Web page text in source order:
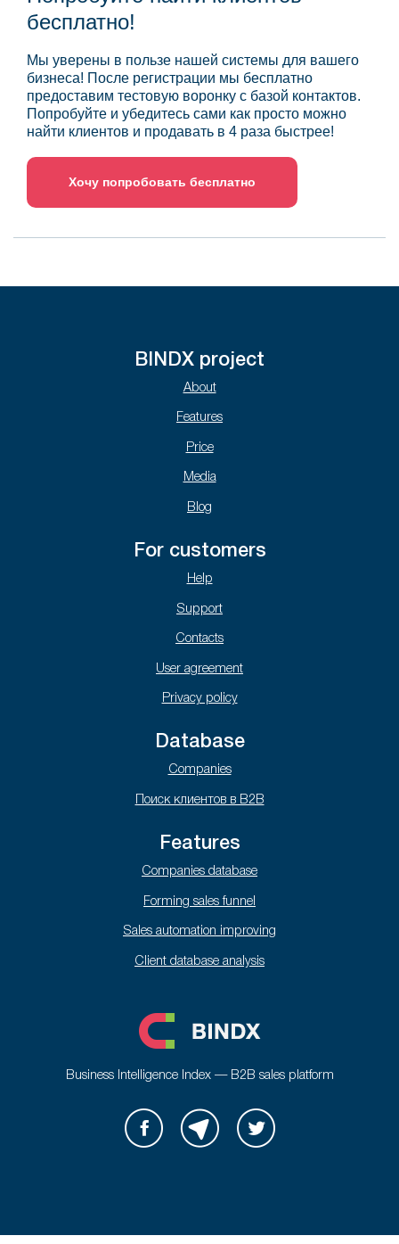
бесплатно!
Мы уверены в пользе нашей системы для вашего
бизнеса! После регистрации мы бесплатно
предоставим тестовую воронку с базой контактов.
Попробуйте и убедитесь сами как просто можно
найти клиентов и продавать в 4 раза быстрее!
Хочу попробовать бесплатно
BINDX project
About
Features
Price
Media
Blog
For customers
Help
Support
Contacts
User agreement
Privacy policy
Database
Companies
Поиск клиентов в B2B
Features
Companies database
Forming sales funnel
Sales automation improving
Client database analysis
Business Intelligence Index — B2B sales platform